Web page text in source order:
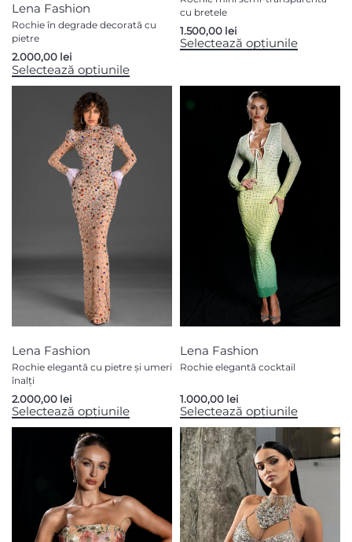
Lena Fashion
Rochie în degrade decorată cu
pietre
2.000,00 lei
Selectează opțiunile
cu bretele
1.500,00 lei
Selectează opțiunile
Lena Fashion
Rochie elegantă cu pietre și umeri
înalți
2.000,00 lei
Selectează opțiunile
Lena Fashion
Rochie elegantă cocktail
1.000,00 lei
Selectează opțiunile